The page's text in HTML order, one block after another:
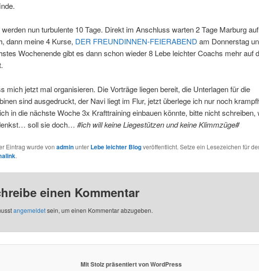
werden nun turbulente 10 Tage. Direkt im Anschluss warten 2 Tage Marburg auf
dann meine 4 Kurse, DER FREUNDINNEN-FEIERABEND am Donnerstag
Wochenende gibt es dann schon wieder 8 Lebe leichter Coachs mehr auf
mich jetzt mal organisieren. Die Vorträge liegen bereit, die Unterlagen für die
sind ausgedruckt, der Navi liegt im Flur, jetzt überlege ich nur noch
in die nächste Woche 3x Krafttraining einbauen könnte, bitte nicht schreiben,
soll sie doch… #ich will keine Liegestützen und keine Klimmzüge#
Eintrag wurde von adminunter Lebe leichter Blogveröffentlicht. Setze ein Lesezeichen für
.
einen Kommentar
angemeldetsein, um einen Kommentar abzugeben.
Mit Stolz präsentiert von WordPress